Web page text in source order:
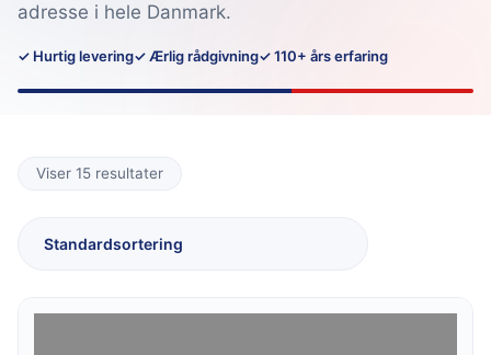
adresse i hele Danmark.
✓ Hurtig levering✓ Ærlig rådgivning✓ 110+ års erfaring
Viser 15 resultater